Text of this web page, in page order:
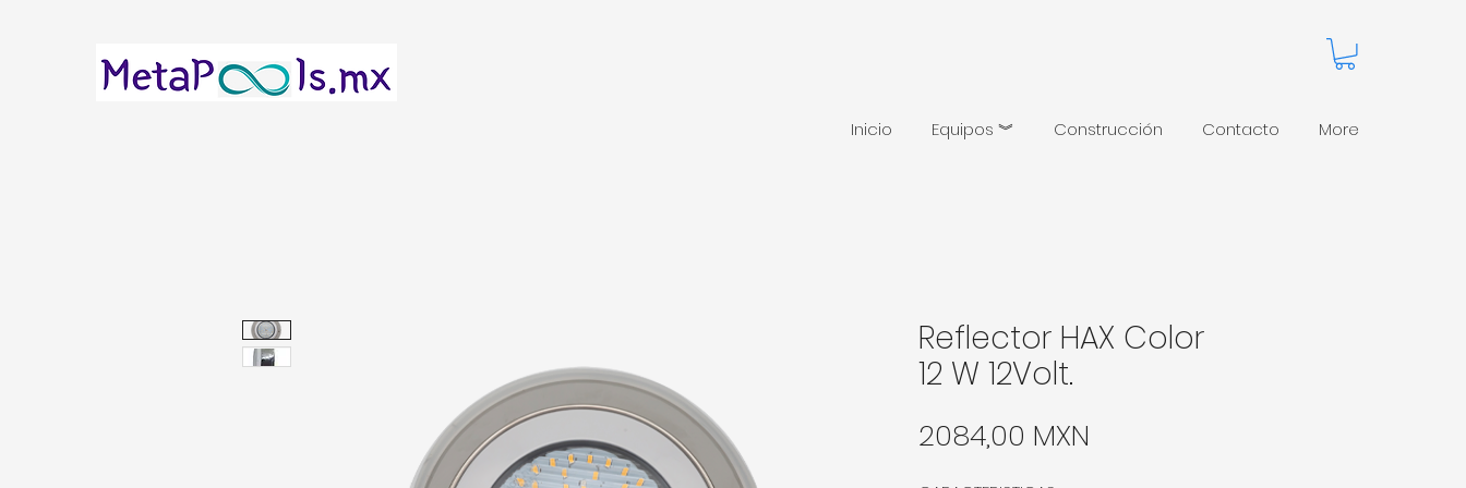
Inicio Equipos ︾ Construcción Contacto More
Reflector HAX Color
12 W 12Volt.
2084,00 MXN